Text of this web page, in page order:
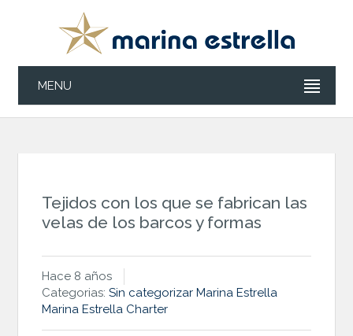
MENU
Tejidos con los que se fabrican las
velas de los barcos y formas
Hace 8 años
Categorias:Sin categorizar Marina Estrella
Marina Estrella Charter